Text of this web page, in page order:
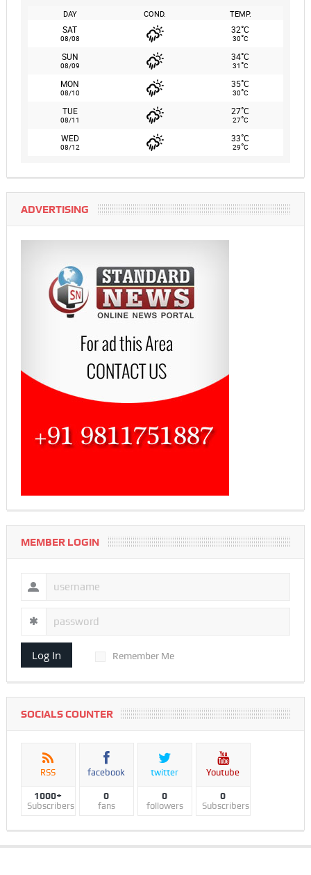
DAY COND. TEMP.
SAT
08/08
32°C
30°C
SUN
08/09
34°C
31°C
MON
08/10
35°C
30°C
TUE
08/11
27°C
27°C
WED
08/12
33°C
29°C
ADVERTISING
MEMBER LOGIN
Log In Remember Me
SOCIALS COUNTER
RSS
1000+
Subscribers
facebook
0
fans
twitter
0
followers
Youtube
0
Subscribers